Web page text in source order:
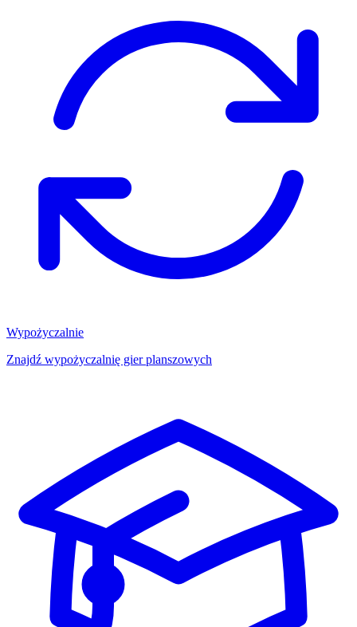
Wypożyczalnie
Znajdź wypożyczalnię gier planszowych